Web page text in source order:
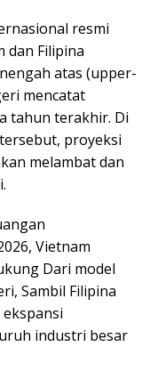
resmi
dan Filipina
atas (upper-
mencatat
tahun terakhir. Di
proyeksi
melambat dan
Vietnam
Dari model
Sambil Filipina
industri besar